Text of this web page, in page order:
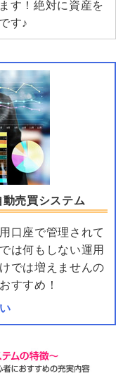
す！絶対に資産を
す♪
売買システム
口座で管理されて
は何もしない運用
では増えませんの
すすめ！